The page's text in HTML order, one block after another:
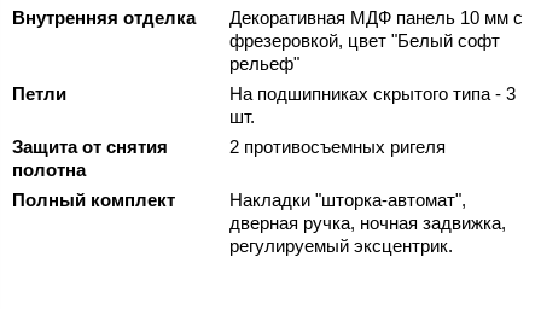
Внутренняя отделка
Декоративная МДФ панель 10 мм с
фрезеровкой, цвет "Белый софт
рельеф"
Петли
На подшипниках скрытого типа - 3
шт.
Защита от снятия
полотна
2 противосъемных ригеля
Полный комплект
Накладки "шторка-автомат",
дверная ручка, ночная задвижка,
регулируемый эксцентрик.